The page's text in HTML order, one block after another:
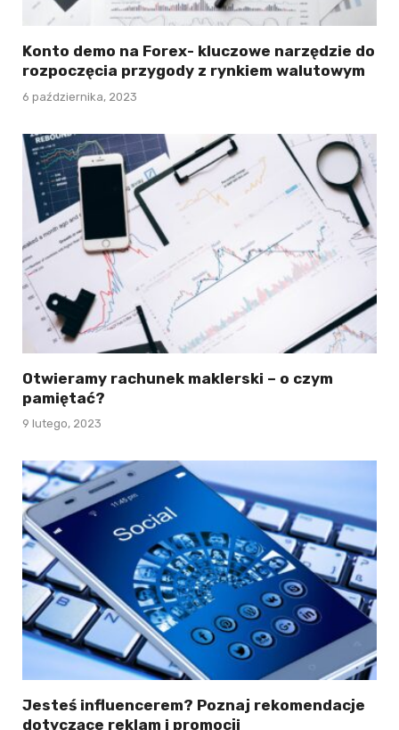
Konto demo na Forex- kluczowe narzędzie do
rozpoczęcia przygody z rynkiem walutowym
6 października, 2023
Otwieramy rachunek maklerski – o czym
pamiętać?
9 lutego, 2023
Jesteś influencerem? Poznaj rekomendacje
dotyczące reklam i promocji